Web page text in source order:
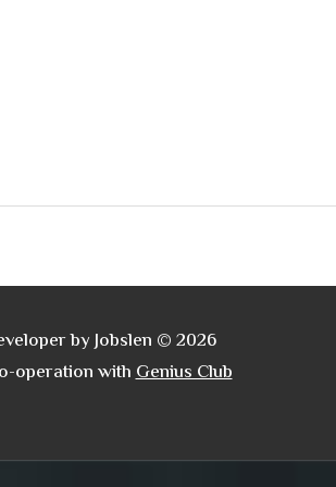
by Jobslen © 2026
operation withGenius Club